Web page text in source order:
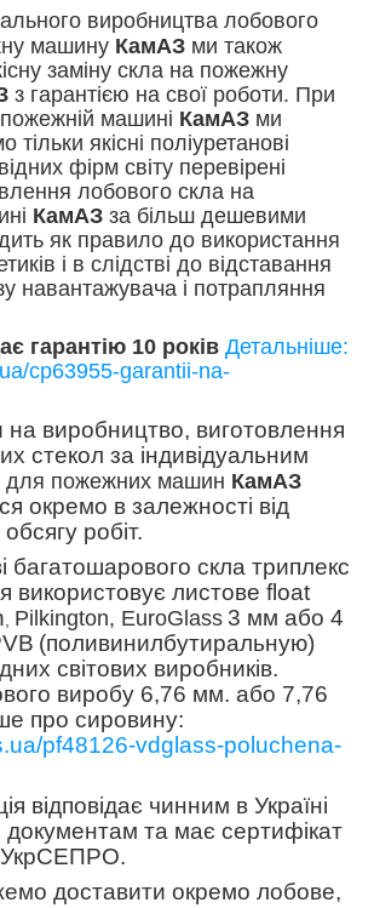
виробництва лобового
машину КамАЗ ми також
заміну скла на пожежну
з гарантією на свої роботи. При
машині КамАЗ ми
тільки якісні поліуретанові
фірм світу перевірені
лобового скла на
КамАЗ за більш дешевими
як правило до використання
і в слідстві до відставання
навантажувача і потрапляння
гарантію 10 років Детальніше:
cp63955-garantii-na-
на виробництво, виготовлення
стекол за індивідуальним
для пожежних машин КамАЗ
окремо в залежності від
робіт.
багатошарового скла триплекс
використовує листове float
Pilkington, EuroGlass 3 мм або 4
(поливинилбутиральную)
світових виробників.
виробу 6,76 мм. або 7,76
про сировину:
pf48126-vdglass-poluchena-
відповідає чинним в Україні
та має сертифікат
УкрСЕПРО.
доставити окремо лобове,